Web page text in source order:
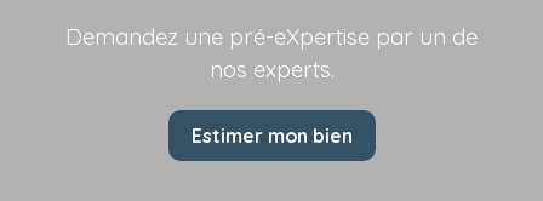
Demandez une pré-eXpertise par un de
nos experts.
Estimer mon bien